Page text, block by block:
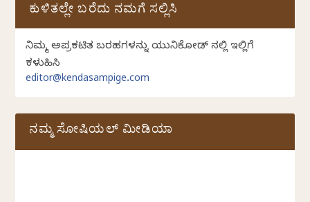
ಕುಳಿತಲ್ಲೇ ಬರೆದು ನಮಗೆ ಸಲ್ಲಿಸಿ
ನಿಮ್ಮ ಅಪ್ರಕಟಿತ ಬರಹಗಳನ್ನು ಯುನಿಕೋಡ್ ನಲ್ಲಿ ಇಲ್ಲಿಗೆ
ಕಳುಹಿಸಿ
editor@kendasampige.com
ನಮ್ಮ ಸೋಷಿಯಲ್‌ ಮೀಡಿಯಾ